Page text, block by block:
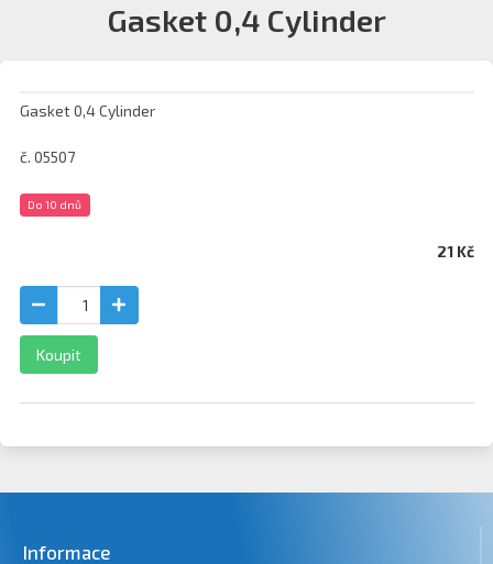
Gasket 0,4 Cylinder
Gasket 0,4 Cylinder
č. 05507
Do 10 dnů
21 Kč
Koupit
Informace